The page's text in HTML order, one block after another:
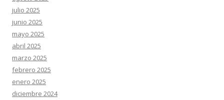
julio 2025
junio 2025
mayo 2025
abril 2025
marzo 2025
febrero 2025
enero 2025
diciembre 2024